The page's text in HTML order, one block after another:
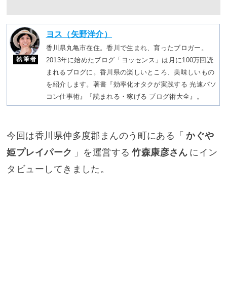
執筆者
ヨス（矢野洋介）
香川県丸亀市在住。香川で生まれ、育ったブロガー。
2013年に始めたブログ「ヨッセンス」は月に100万回読
まれるブログに。香川県の楽しいところ、美味しいもの
を紹介します。著書『効率化オタクが実践する 光速パソ
コン仕事術』『読まれる・稼げる ブログ術大全』。
今回は香川県仲多度郡まんのう町にある「 かぐや
姫プレイパーク 」を運営する 竹森康彦さん にイン
タビューしてきました。